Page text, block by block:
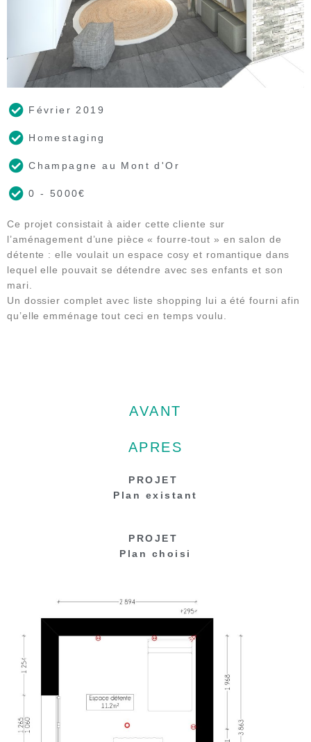
Février 2019
Homestaging
Champagne au Mont d'Or
0 - 5000€
Ce projet consistait à aider cette cliente sur
l’aménagement d’une pièce « fourre-tout » en salon de
détente : elle voulait un espace cosy et romantique dans
lequel elle pouvait se détendre avec ses enfants et son
mari.
Un dossier complet avec liste shopping lui a été fourni afin
qu’elle emménage tout ceci en temps voulu.
AVANT
APRES
PROJET
Plan existant
PROJET
Plan choisi